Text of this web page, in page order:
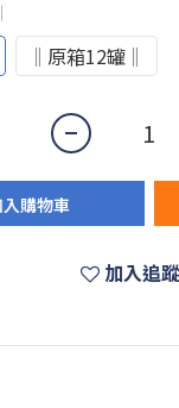
‖原箱12罐‖
購物車
加入追